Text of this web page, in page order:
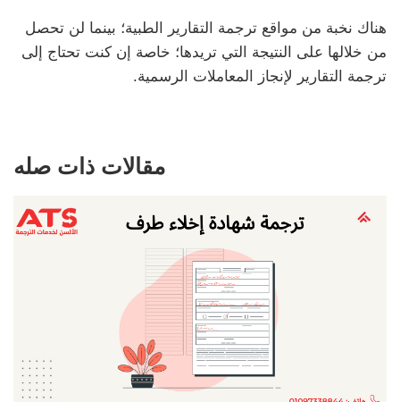
هناك نخبة من مواقع ترجمة التقارير الطبية؛ بينما لن تحصل
من خلالها على النتيجة التي تريدها؛ خاصة إن كنت تحتاج إلى
ترجمة التقارير لإنجاز المعاملات الرسمية.
مقالات ذات صله